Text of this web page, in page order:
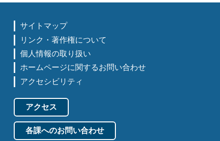
サイトマップ
リンク・著作権について
個人情報の取り扱い
ホームページに関するお問い合わせ
アクセシビリティ
アクセス
各課へのお問い合わせ